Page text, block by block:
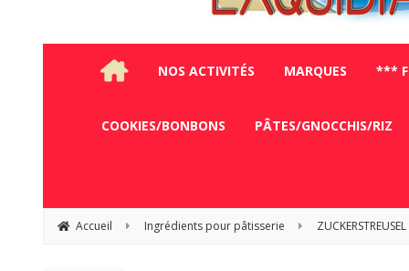
NOS ACTIVITÉS MARQUES ***
COOKIES/BONBONS PÂTES/GNOCCHIS/RIZ
Accueil Ingrédients pour pâtisserie